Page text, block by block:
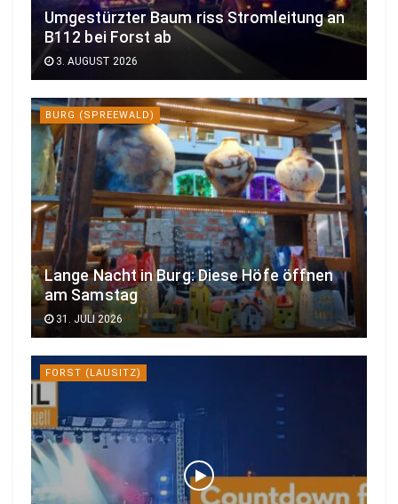
Umgestürzter Baum riss Stromleitung an
B112 bei Forst ab
3. AUGUST 2026
BURG (SPREEWALD)
Lange Nacht in Burg: Diese Höfe öffnen
am Samstag
31. JULI 2026
FORST (LAUSITZ)